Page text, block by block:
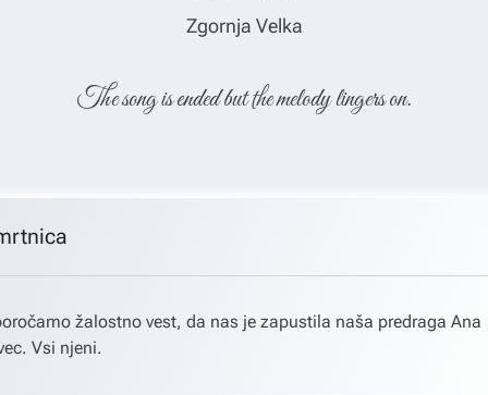
Zgornja Velka
The song is ended but the melody lingers on.
žalostno vest, da nas je zapustila naša predraga Ana
Vsi njeni.